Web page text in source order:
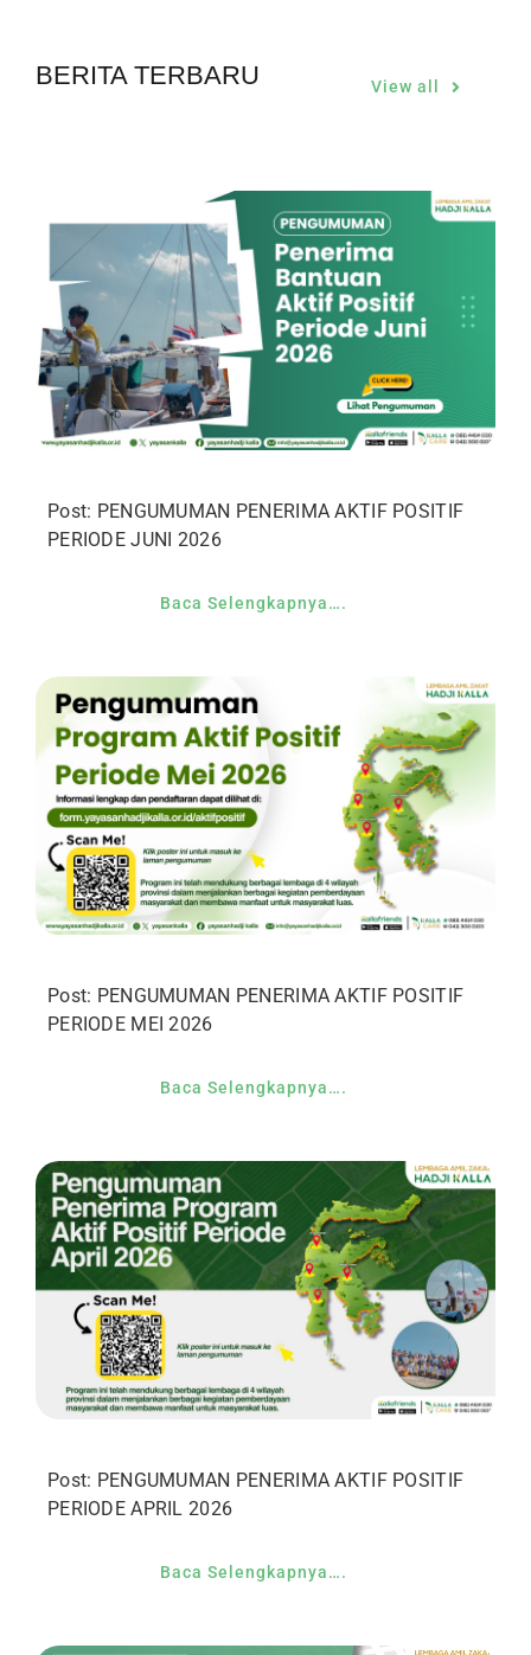
BERITA TERBARU View all
Post: PENGUMUMAN PENERIMA AKTIF POSITIF
PERIODE JUNI 2026
Baca Selengkapnya….
Post: PENGUMUMAN PENERIMA AKTIF POSITIF
PERIODE MEI 2026
Baca Selengkapnya….
Post: PENGUMUMAN PENERIMA AKTIF POSITIF
PERIODE APRIL 2026
Baca Selengkapnya….